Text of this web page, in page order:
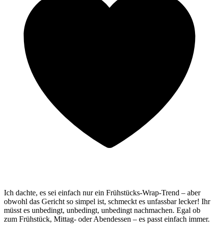
Ich dachte, es sei einfach nur ein Frühstücks-Wrap-Trend – aber
obwohl das Gericht so simpel ist, schmeckt es unfassbar lecker! Ihr
müsst es unbedingt, unbedingt, unbedingt nachmachen. Egal ob
zum Frühstück, Mittag- oder Abendessen – es passt einfach immer.